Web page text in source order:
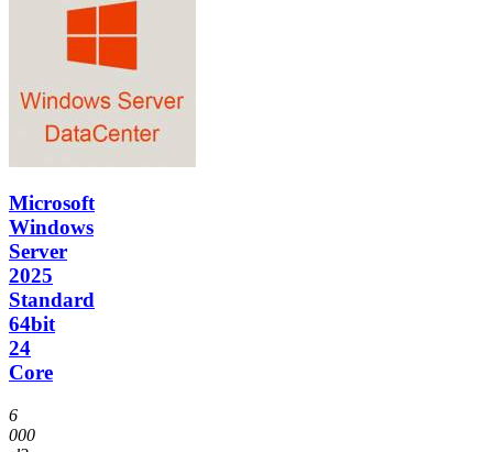
Microsoft
Windows
Server
2025
Standard
64bit
24
Core
6
000